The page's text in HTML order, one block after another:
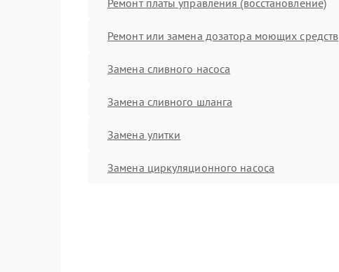
Ремонт или замена дозатора моющих средств
Замена сливного насоса
Замена сливного шланга
Замена улитки
Замена циркуляционного насоса